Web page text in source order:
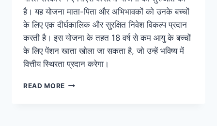
है। यह योजना माता-पिता और अभिभावकों को उनके बच्चों
के लिए एक दीर्घकालिक और सुरक्षित निवेश विकल्प प्रदान
करती है। इस योजना के तहत 18 वर्ष से कम आयु के बच्चों
के लिए पेंशन खाता खोला जा सकता है, जो उन्हें भविष्य में
वित्तीय स्थिरता प्रदान करेगा।
READ MORE